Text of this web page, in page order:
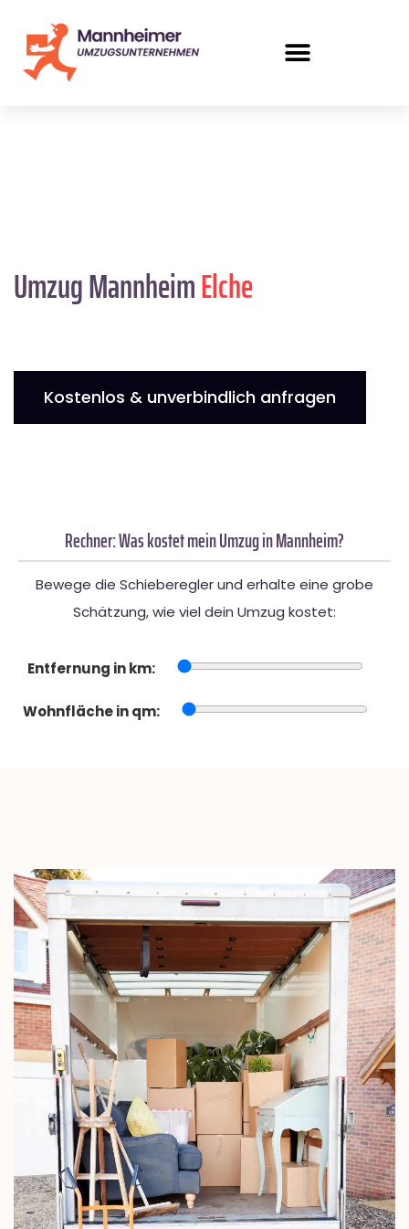
Umzug MannheimElche
Kostenlos & unverbindlich anfragen
Rechner: Was kostet mein Umzug in Mannheim?
Bewege die Schieberegler und erhalte eine grobe
Schätzung, wie viel dein Umzug kostet:
Entfernung in km:
Wohnfläche in qm: